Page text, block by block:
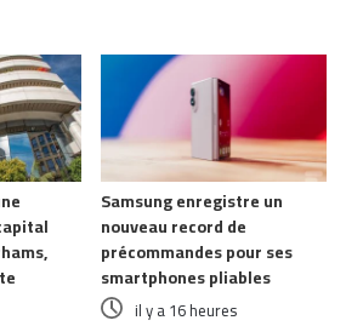
Samsung enregistre un
nouveau record de
précommandes pour ses
smartphones pliables
il y a 16 heures